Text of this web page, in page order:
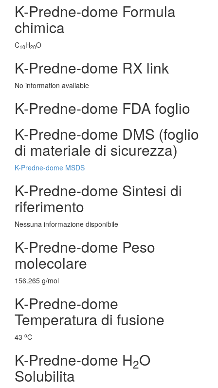
K-Predne-dome Formula
chimica
C10H20O
K-Predne-dome RX link
No information avaliable
K-Predne-dome FDA foglio
K-Predne-dome DMS (foglio
di materiale di sicurezza)
K-Predne-dome MSDS
K-Predne-dome Sintesi di
riferimento
Nessuna informazione disponibile
K-Predne-dome Peso
molecolare
156.265 g/mol
K-Predne-dome
Temperatura di fusione
43 oC
K-Predne-dome H2O
Solubilita